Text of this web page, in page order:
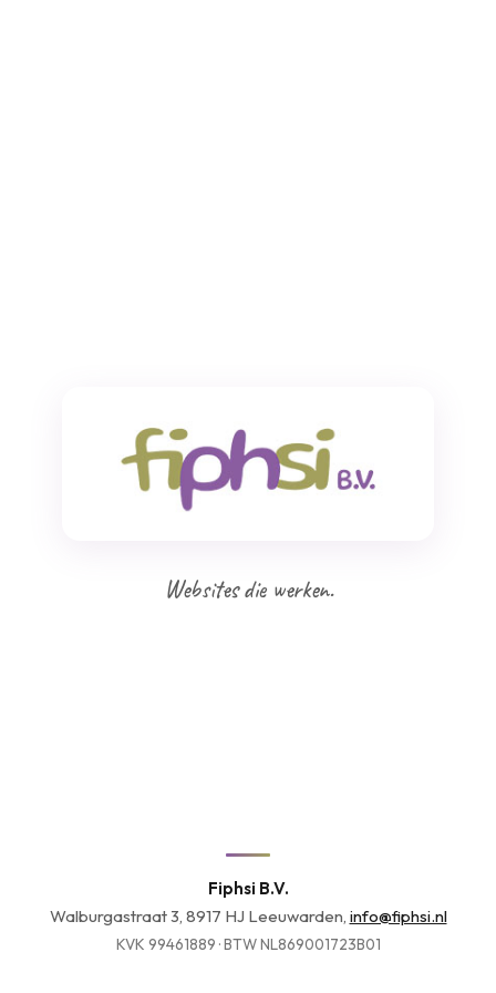
Websites die werken.
Fiphsi B.V.
Walburgastraat 3, 8917 HJ Leeuwarden, info@fiphsi.nl
KVK 99461889 · BTW NL869001723B01